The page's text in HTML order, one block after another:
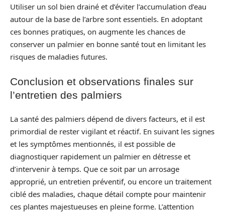
Utiliser un sol bien drainé et d’éviter l’accumulation d’eau
autour de la base de l’arbre sont essentiels. En adoptant
ces bonnes pratiques, on augmente les chances de
conserver un palmier en bonne santé tout en limitant les
risques de maladies futures.
Conclusion et observations finales sur
l’entretien des palmiers
La santé des palmiers dépend de divers facteurs, et il est
primordial de rester vigilant et réactif. En suivant les signes
et les symptômes mentionnés, il est possible de
diagnostiquer rapidement un palmier en détresse et
d’intervenir à temps. Que ce soit par un arrosage
approprié, un entretien préventif, ou encore un traitement
ciblé des maladies, chaque détail compte pour maintenir
ces plantes majestueuses en pleine forme. L’attention